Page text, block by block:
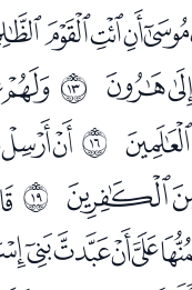
ﰌ
ﰏ
ﰒ